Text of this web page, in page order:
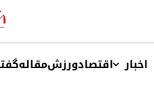
اخبار اقتصادورزشمقاله